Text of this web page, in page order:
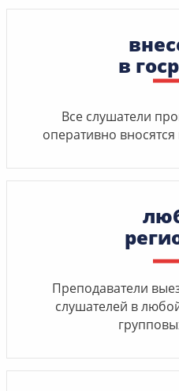
в
Все слушатели
оперативно
Преподаватели
слушателей в